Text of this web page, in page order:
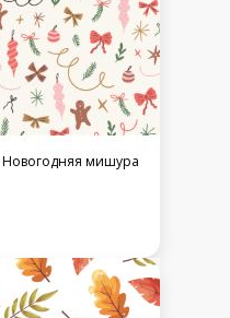
Новогодняя мишура